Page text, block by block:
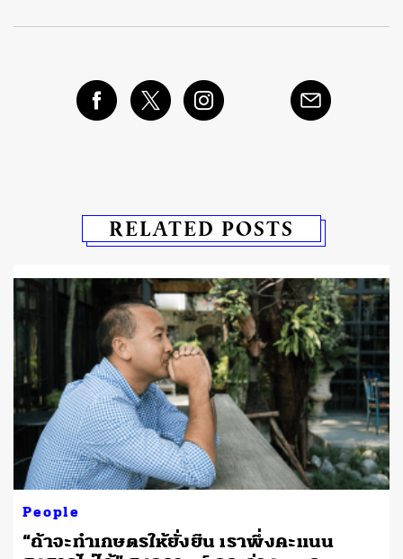
RELATED POSTS
People
“ถ้าจะทำเกษตรให้ยั่งยืน เราพึ่งคะแนน